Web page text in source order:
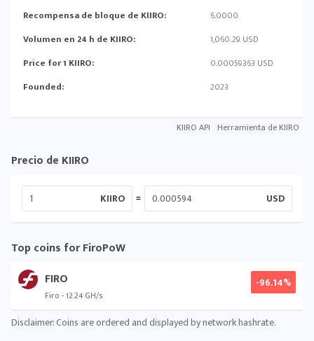
Recompensa de bloque de KIIRO:
6.0000
Volumen en 24 h de KIIRO:
1,060.29 USD
Price for 1 KIIRO:
0.00059363 USD
Founded:
2023
KIIRO API Herramienta de KIIRO
Precio de KIIRO
KIIRO = USD
Top coins for FiroPoW
FIRO
Firo - 12.24 GH/s
-96.14%
Disclaimer: Coins are ordered and displayed by network hashrate.